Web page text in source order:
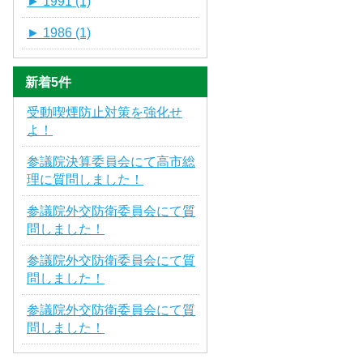
► 1986 (1)
新着5件
受動喫煙防止対策を強化せ
よ！
参議院決算委員会にて高市総
理に質問しました！
参議院外交防衛委員会にて質
問しました！
参議院外交防衛委員会にて質
問しました！
参議院外交防衛委員会にて質
問しました！